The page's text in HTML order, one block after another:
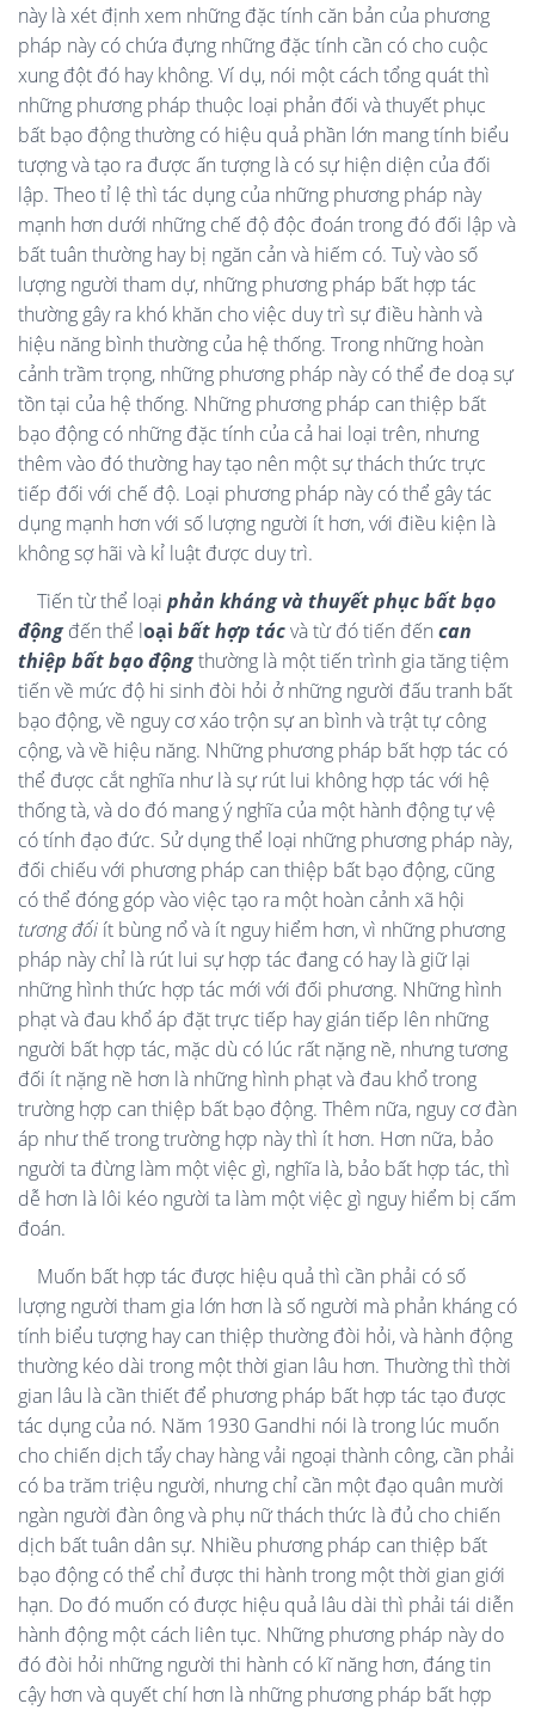
này là xét định xem những đặc tính căn bản của phương
pháp này có chứa đựng những đặc tính cần có cho cuộc
xung đột đó hay không. Ví dụ, nói một cách tổng quát thì
những phương pháp thuộc loại phản đối và thuyết phục
bất bạo động thường có hiệu quả phần lớn mang tính biểu
tượng và tạo ra được ấn tượng là có sự hiện diện của đối
lập. Theo tỉ lệ thì tác dụng của những phương pháp này
mạnh hơn dưới những chế độ độc đoán trong đó đối lập và
bất tuân thường hay bị ngăn cản và hiếm có. Tuỳ vào số
lượng người tham dự, những phương pháp bất hợp tác
thường gây ra khó khăn cho việc duy trì sự điều hành và
hiệu năng bình thường của hệ thống. Trong những hoàn
cảnh trầm trọng, những phương pháp này có thể đe doạ sự
tồn tại của hệ thống. Những phương pháp can thiệp bất
bạo động có những đặc tính của cả hai loại trên, nhưng
thêm vào đó thường hay tạo nên một sự thách thức trực
tiếp đối với chế độ. Loại phương pháp này có thể gây tác
dụng mạnh hơn với số lượng người ít hơn, với điều kiện là
không sợ hãi và kỉ luật được duy trì.
Tiến từ thể loại phản kháng và thuyết phục bất bạo
động đến thể loại bất hợp tácvà từ đó tiến đến can
thiệp bất bạo độngthường là một tiến trình gia tăng tiệm
tiến về mức độ hi sinh đòi hỏi ở những người đấu tranh bất
bạo động, về nguy cơ xáo trộn sự an bình và trật tự công
cộng, và về hiệu năng. Những phương pháp bất hợp tác có
thể được cắt nghĩa như là sự rút lui không hợp tác với hệ
thống tà, và do đó mang ý nghĩa của một hành động tự vệ
có tính đạo đức. Sử dụng thể loại những phương pháp này,
đối chiếu với phương pháp can thiệp bất bạo động, cũng
có thể đóng góp vào việc tạo ra một hoàn cảnh xã hội
tương đối ít bùng nổ và ít nguy hiểm hơn, vì những phương
pháp này chỉ là rút lui sự hợp tác đang có hay là giữ lại
những hình thức hợp tác mới với đối phương. Những hình
phạt và đau khổ áp đặt trực tiếp hay gián tiếp lên những
người bất hợp tác, mặc dù có lúc rất nặng nề, nhưng tương
đối ít nặng nề hơn là những hình phạt và đau khổ trong
trường hợp can thiệp bất bạo động. Thêm nữa, nguy cơ đàn
áp như thế trong trường hợp này thì ít hơn. Hơn nữa, bảo
người ta đừng làm một việc gì, nghĩa là, bảo bất hợp tác, thì
dễ hơn là lôi kéo người ta làm một việc gì nguy hiểm bị cấm
đoán.
Muốn bất hợp tác được hiệu quả thì cần phải có số
lượng người tham gia lớn hơn là số người mà phản kháng có
tính biểu tượng hay can thiệp thường đòi hỏi, và hành động
thường kéo dài trong một thời gian lâu hơn. Thường thì thời
gian lâu là cần thiết để phương pháp bất hợp tác tạo được
tác dụng của nó. Năm 1930 Gandhi nói là trong lúc muốn
cho chiến dịch tẩy chay hàng vải ngoại thành công, cần phải
có ba trăm triệu người, nhưng chỉ cần một đạo quân mười
ngàn người đàn ông và phụ nữ thách thức là đủ cho chiến
dịch bất tuân dân sự. Nhiều phương pháp can thiệp bất
bạo động có thể chỉ được thi hành trong một thời gian giới
hạn. Do đó muốn có được hiệu quả lâu dài thì phải tái diễn
hành động một cách liên tục. Những phương pháp này do
đó đòi hỏi những người thi hành có kĩ năng hơn, đáng tin
cậy hơn và quyết chí hơn là những phương pháp bất hợp